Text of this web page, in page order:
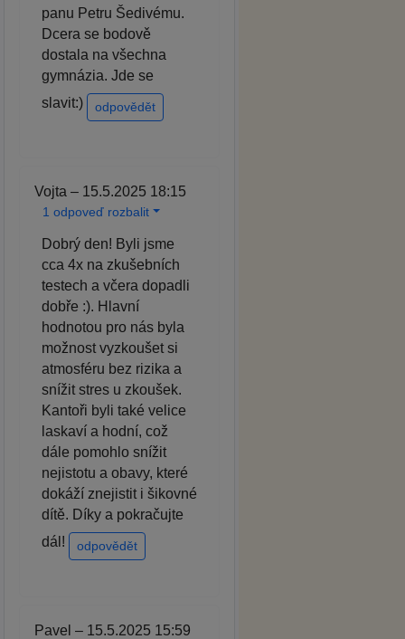
panu Petru Šedivému.
Dcera se bodově
dostala na všechna
gymnázia. Jde se
slavit:)
odpovědět
Vojta – 15.5.2025 18:15
1 odpoveď rozbalit
Dobrý den! Byli jsme
cca 4x na zkušebních
testech a včera dopadli
dobře :). Hlavní
hodnotou pro nás byla
možnost vyzkoušet si
atmosféru bez rizika a
snížit stres u zkoušek.
Kantoři byli také velice
laskaví a hodní, což
dále pomohlo snížit
nejistotu a obavy, které
dokáží znejistit i šikovné
dítě. Díky a pokračujte
dál!
odpovědět
Pavel – 15.5.2025 15:59